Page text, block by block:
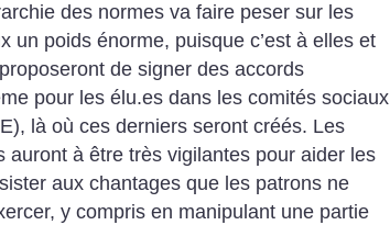
des normes va faire peser sur les
un poids énorme, puisque c’est à elles et
de signer des accords
pour les élu.es dans les comités sociaux
là où ces derniers seront créés. Les
auront à être très vigilantes pour aider les
aux chantages que les patrons ne
y compris en manipulant une partie